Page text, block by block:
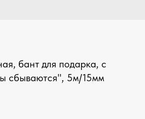
бант для подарка, с
сбываются", 5м/15мм